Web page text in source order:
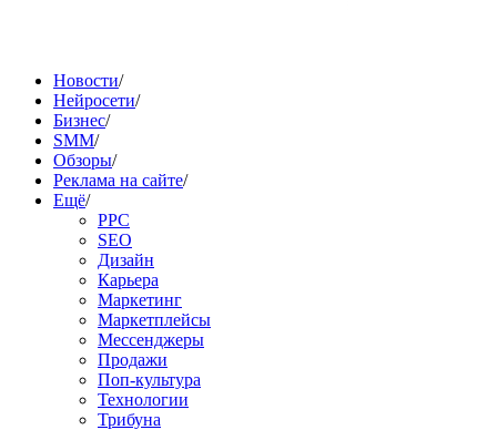
Новости/
Нейросети/
Бизнес/
SMM/
Обзоры/
Реклама на сайте/
Ещё/
PPC
SEO
Дизайн
Карьера
Маркетинг
Маркетплейсы
Мессенджеры
Продажи
Поп-культура
Технологии
Трибуна